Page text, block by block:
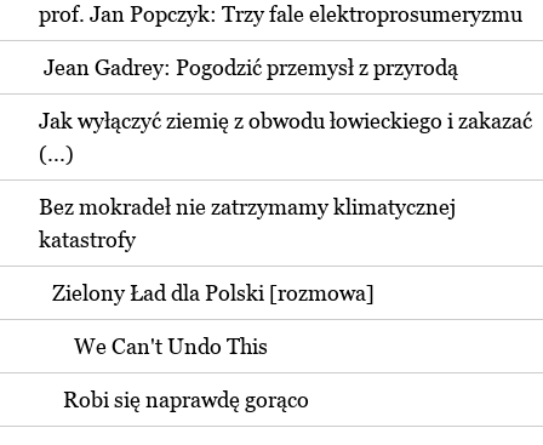
prof. Jan Popczyk: Trzy fale elektroprosumeryzmu
Jean Gadrey: Pogodzić przemysł z przyrodą
Jak wyłączyć ziemię z obwodu łowieckiego i zakazać
(...)
Bez mokradeł nie zatrzymamy klimatycznej
katastrofy
Zielony Ład dla Polski [rozmowa]
We Can't Undo This
Robi się naprawdę gorąco